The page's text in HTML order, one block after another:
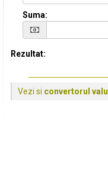
Suma:
Rezultat:
Vezi si convertorul